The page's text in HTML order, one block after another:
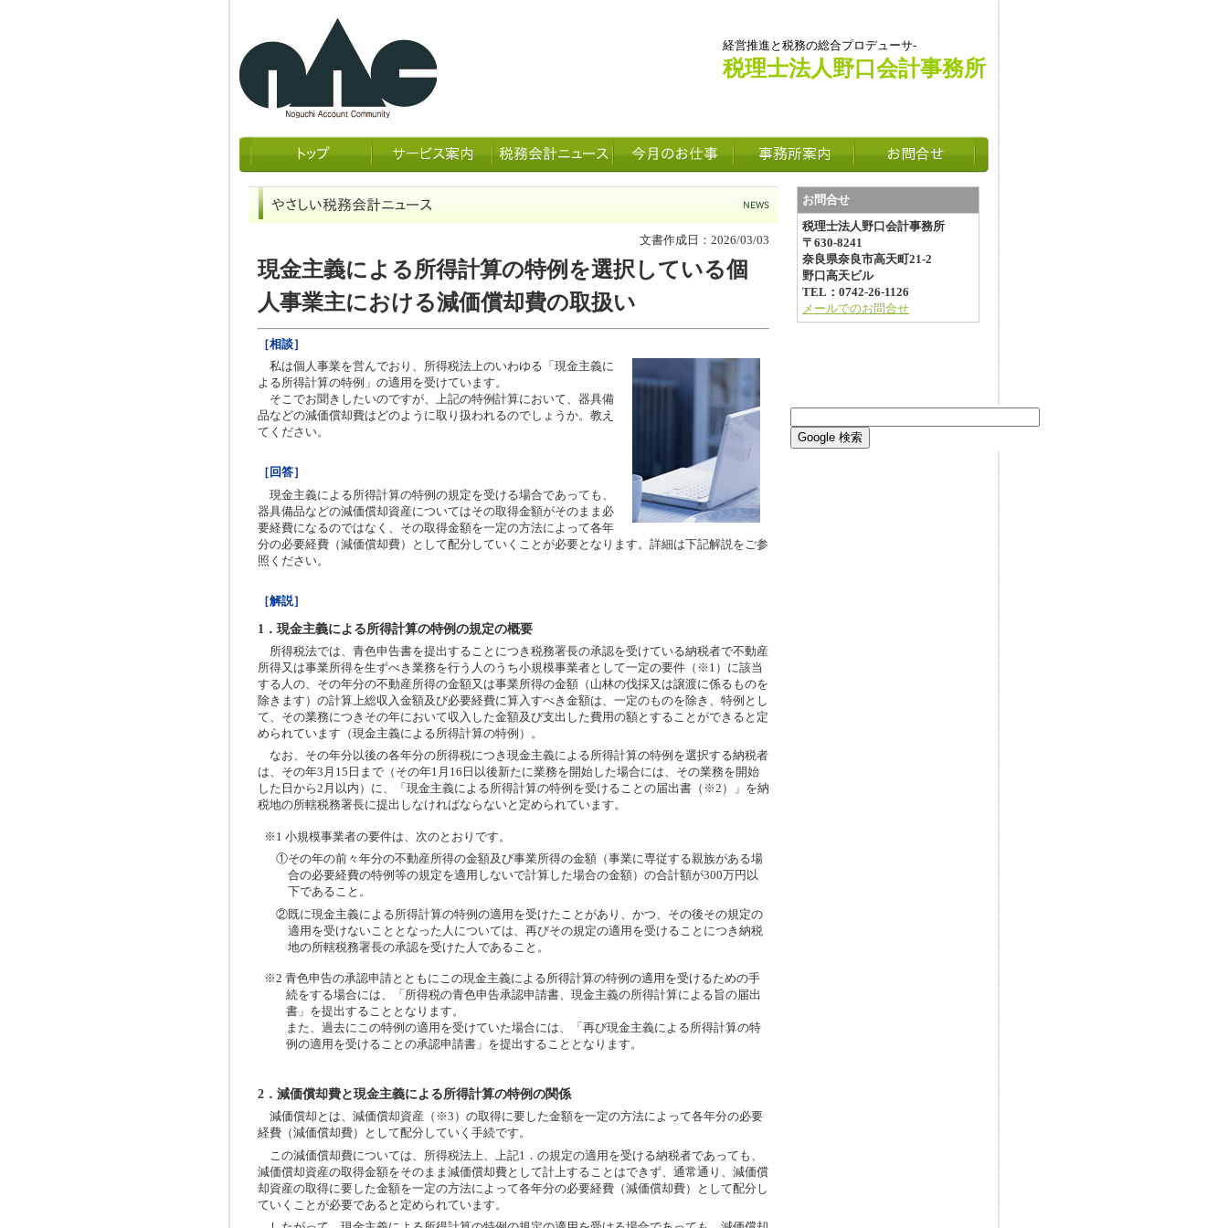
経営推進と税務の総合プロデューサ-
税理士法人野口会計事務所
文書作成日：2026/03/03
現金主義による所得計算の特例を選択している個
人事業主における減価償却費の取扱い
［相談］
私は個人事業を営んでおり、所得税法上のいわゆる「現金主義に
よる所得計算の特例」の適用を受けています。
そこでお聞きしたいのですが、上記の特例計算において、器具備
品などの減価償却費はどのように取り扱われるのでしょうか。教え
てください。
［回答］
現金主義による所得計算の特例の規定を受ける場合であっても、
器具備品などの減価償却資産についてはその取得金額がそのまま必
要経費になるのではなく、その取得金額を一定の方法によって各年
分の必要経費（減価償却費）として配分していくことが必要となります。詳細は下記解説をご参
照ください。
［解説］
1．現金主義による所得計算の特例の規定の概要
所得税法では、青色申告書を提出することにつき税務署長の承認を受けている納税者で不動産
所得又は事業所得を生ずべき業務を行う人のうち小規模事業者として一定の要件（※1）に該当
する人の、その年分の不動産所得の金額又は事業所得の金額（山林の伐採又は譲渡に係るものを
除きます）の計算上総収入金額及び必要経費に算入すべき金額は、一定のものを除き、特例とし
て、その業務につきその年において収入した金額及び支出した費用の額とすることができると定
められています（現金主義による所得計算の特例）。
なお、その年分以後の各年分の所得税につき現金主義による所得計算の特例を選択する納税者
は、その年3月15日まで（その年1月16日以後新たに業務を開始した場合には、その業務を開始
した日から2月以内）に、「現金主義による所得計算の特例を受けることの届出書（※2）」を納
税地の所轄税務署長に提出しなければならないと定められています。
※1 小規模事業者の要件は、次のとおりです。
①その年の前々年分の不動産所得の金額及び事業所得の金額（事業に専従する親族がある場
合の必要経費の特例等の規定を適用しないで計算した場合の金額）の合計額が300万円以
下であること。
②既に現金主義による所得計算の特例の適用を受けたことがあり、かつ、その後その規定の
適用を受けないこととなった人については、再びその規定の適用を受けることにつき納税
地の所轄税務署長の承認を受けた人であること。
※2 青色申告の承認申請とともにこの現金主義による所得計算の特例の適用を受けるための手
続をする場合には、「所得税の青色申告承認申請書、現金主義の所得計算による旨の届出
書」を提出することとなります。
また、過去にこの特例の適用を受けていた場合には、「再び現金主義による所得計算の特
例の適用を受けることの承認申請書」を提出することとなります。
2．減価償却費と現金主義による所得計算の特例の関係
減価償却とは、減価償却資産（※3）の取得に要した金額を一定の方法によって各年分の必要
経費（減価償却費）として配分していく手続です。
この減価償却費については、所得税法上、上記1．の規定の適用を受ける納税者であっても、
減価償却資産の取得金額をそのまま減価償却費として計上することはできず、通常通り、減価償
却資産の取得に要した金額を一定の方法によって各年分の必要経費（減価償却費）として配分し
ていくことが必要であると定められています。
お問合せ
税理士法人野口会計事務所
〒630-8241
奈良県奈良市高天町21-2
野口高天ビル
TEL：0742-26-1126
メールでのお問合せ